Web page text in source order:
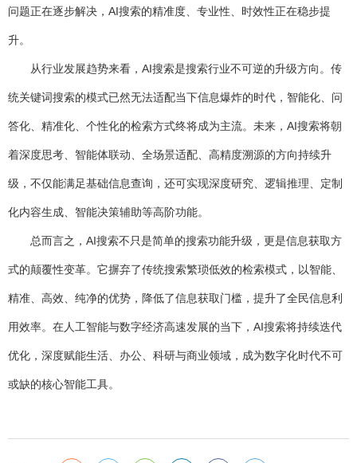
问题正在逐步解决，AI搜索的精准度、专业性、时效性正在稳步提
升。
从行业发展趋势来看，AI搜索是搜索行业不可逆的升级方向。传
统关键词搜索的模式已然无法适配当下信息爆炸的时代，智能化、问
答化、精准化、个性化的检索方式终将成为主流。未来，AI搜索将朝
着深度思考、智能体联动、全场景适配、高精度溯源的方向持续升
级，不仅能满足基础信息查询，还可实现深度研究、逻辑推理、定制
化内容生成、智能决策辅助等高阶功能。
总而言之，AI搜索不只是简单的搜索功能升级，更是信息获取方
式的颠覆性变革。它摒弃了传统搜索繁琐低效的检索模式，以智能、
精准、高效、纯净的优势，降低了信息获取门槛，提升了全民信息利
用效率。在人工智能与数字经济高速发展的当下，AI搜索将持续迭代
优化，深度赋能生活、办公、科研与商业领域，成为数字化时代不可
或缺的核心智能工具。